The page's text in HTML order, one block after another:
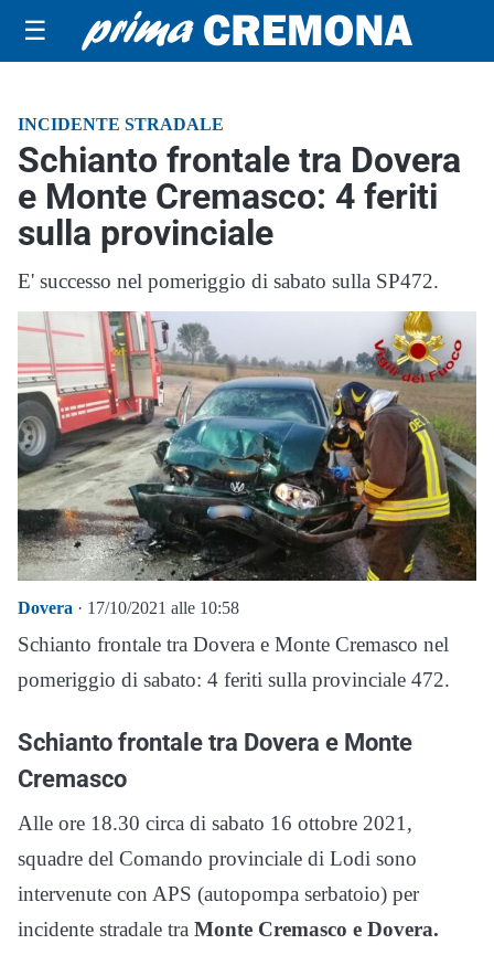
☰
INCIDENTE STRADALE
Schianto frontale tra Dovera
e Monte Cremasco: 4 feriti
sulla provinciale
E' successo nel pomeriggio di sabato sulla SP472.
Dovera · 17/10/2021 alle 10:58
Schianto frontale tra Dovera e Monte Cremasco nel
pomeriggio di sabato: 4 feriti sulla provinciale 472.
Schianto frontale tra Dovera e Monte
Cremasco
Alle ore 18.30 circa di sabato 16 ottobre 2021,
squadre del Comando provinciale di Lodi sono
intervenute con APS (autopompa serbatoio) per
incidente stradale tra Monte Cremasco e Dovera.